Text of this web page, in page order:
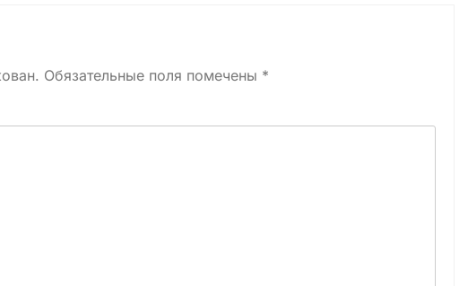
Обязательные поля помечены *